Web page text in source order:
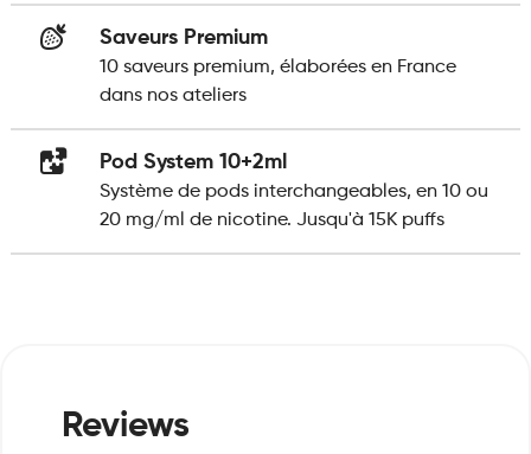
Saveurs Premium
10 saveurs premium, élaborées en France
dans nos ateliers
Pod System 10+2ml
Système de pods interchangeables, en 10 ou
20 mg/ml de nicotine. Jusqu'à 15K puffs